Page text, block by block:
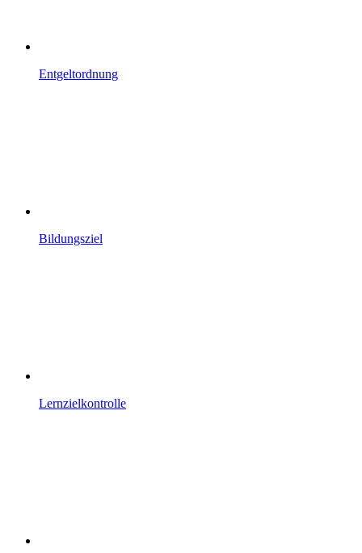
Entgeltordnung
Bildungsziel
Lernzielkontrolle